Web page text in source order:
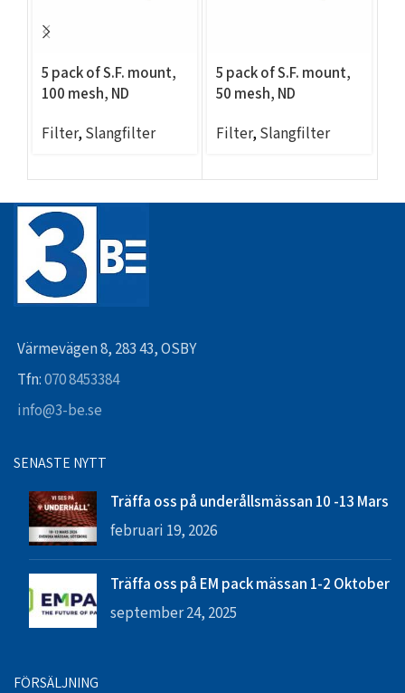
5 pack of S.F. mount,
100 mesh, ND
Filter, Slangfilter
5 pack of S.F. mount,
50 mesh, ND
Filter, Slangfilter
Värmevägen 8, 283 43, OSBY
Tfn:070 8453384
info@3-be.se
SENASTE NYTT
Träffa oss på underållsmässan 10 -13 Mars
februari 19, 2026
Träffa oss på EM pack mässan 1-2 Oktober
september 24, 2025
FÖRSÄLJNING